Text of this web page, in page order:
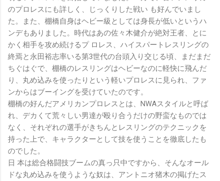
のプロレスにも詳しく、じっくりした戦い も好んでいまし
た。また、棚橋自身はヘビー級としては身長が低いというハ
ンデもありました。時代はあの佐々木健介が絶対王者、とに
かく相手を攻め続けるプ ロレス、ハイスパートレスリングの
終焉と永田裕志率いる第3世代の台頭入り交じる頃、まだまだ
ちぐはぐで、棚橋のレスリングはヘビーなのに軽快に飛んだ
り、丸め込みを使ったりという軽いプロレスに見られ、ファ
ンからはブーイングを受けていたのです。
棚橋の好んだアメリカンプロレスとは、NWAスタイルと呼ば
れ、デカくて荒々しい男達が殴り合うだけの野蛮なものでは
なく、それぞれの選手がきちんとレスリングのテクニックを
持った上で、キャラクターとして技を使うことを徹底したも
のでした。
日 本は総合格闘技ブームの真っ只中ですから、そんなオール
ドな丸め込みを使うような奴は、アントニオ猪木の掲げたス